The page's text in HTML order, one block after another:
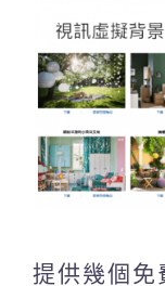
提供幾個免